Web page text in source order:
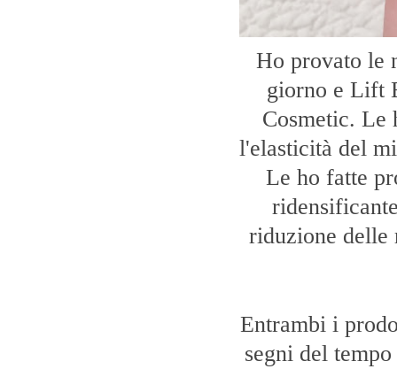
Ho provato le
giorno e Lift
Cosmetic. Le
l'elasticità del
Le ho fatte
riduzione delle
Entrambi i
segni del